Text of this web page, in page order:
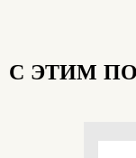
С ЭТИМ